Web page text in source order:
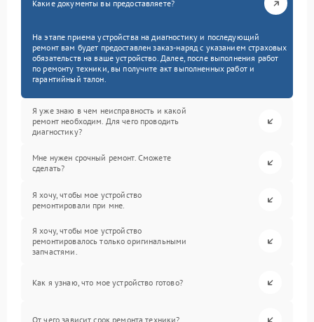
Какие документы вы предоставляете?
На этапе приема устройства на диагностику и последующий
ремонт вам будет предоставлен заказ-наряд с указанием страховых
обязательств на ваше устройство. Далее, после выполнения работ
по ремонту техники, вы получите акт выполненных работ и
гарантийный талон.
Я уже знаю в чем неисправность и какой
ремонт необходим. Для чего проводить
диагностику?
Мне нужен срочный ремонт. Сможете
сделать?
Я хочу, чтобы мое устройство
ремонтировали при мне.
Я хочу, чтобы мое устройство
ремонтировалось только оригинальными
запчастями.
Как я узнаю, что мое устройство готово?
От чего зависит срок ремонта техники?